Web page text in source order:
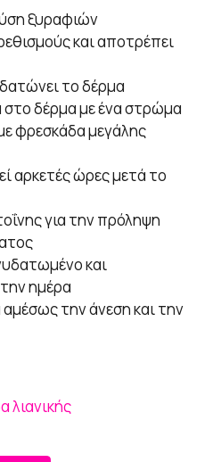
ξυραφιών
και αποτρέπει
το δέρμα
στο δέρμα με ένα στρώμα
φρεσκάδα μεγάλης
αρκετές ώρες μετά το
για την πρόληψη
και
ημέρα
την άνεση και την
λιανικής